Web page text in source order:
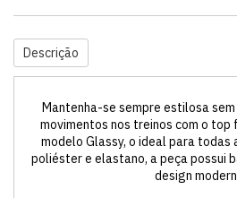
Descrição
Mantenha-se sempre estilosa
movimentos nos treinos com o top
modelo Glassy, o ideal para todas
poliéster e elastano, a peça possui
design